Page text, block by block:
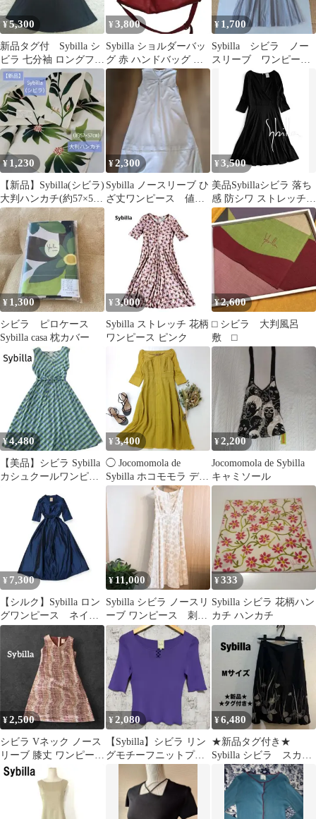
¥5,300
新品タグ付 Sybilla シ
ビラ 七分袖 ロングフレ
アワンピース ブラック
¥ 3,800
Sybilla ショルダーバッ
グ 赤 ハンドバッグ シ
ビラ
¥ 1,700
Sybilla シビラ ノー
スリーブ ワンピー
ス サイズ40
¥ 1,230
【新品】Sybilla(シビラ)
大判ハンカチ(約57×57
㎝) 花柄ボタニカル緑
¥2,300
Sybilla ノースリーブ ひ
ざ丈ワンピース 値下
げ¥2900-¥2300
¥ 3,500
美品Sybillaシビラ 落ち
感 防シワ ストレッチ A
ラインフレアワンピー
ス黒
¥ 1,300
シビラ ピロケース
Sybilla casa 枕カバー
¥ 3,000
Sybilla ストレッチ 花柄
ワンピース ピンク
¥2,600
⬜︎ シビラ 大判風呂
敷 ⬜︎
¥4,480
【美品】シビラ Sybilla
カシュクールワンピー
¥3,400
◯ Jocomomola de
Sybilla ホコモモラ デ
シビラ シルク シアー
ワンピース ドレス /26N
¥2,200
Jocomomola de Sybilla
キャミソール
¥ 7,300
【シルク】Sybilla ロン
グワンピース ネイビ
ー 光沢 ウエストリ
¥11,000
Sybilla シビラ ノースリ
ーブ ワンピース 刺
繍 フレア シルク
混 花柄
¥333
Sybilla シビラ 花柄ハン
カチ ハンカチ
¥2,500
シビラ Vネック ノース
リーブ 膝丈 ワンピース
L ピンク 毛100%
¥ 2,080
【Sybilla】シビラ リン
グモチーフニットプル
オーバー M
¥6,480
★新品タグ付き★
Sybilla シビラ スカー
ト ブラック Mサイズ